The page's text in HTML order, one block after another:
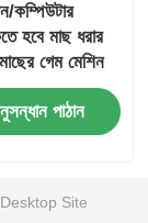
কম্পিউটার
হবে মাছ ধরার
গেম মেশিন
জন্য
পাঠান
Desktop Site